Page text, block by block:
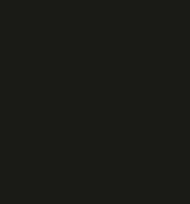
(R$ 188 milhões na